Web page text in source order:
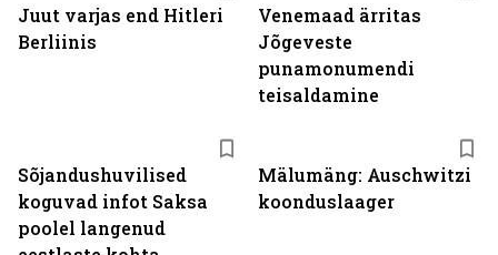
Juut varjas end Hitleri
Berliinis
Venemaad ärritas
Jõgeveste
punamonumendi
teisaldamine
Sõjandushuvilised
koguvad infot Saksa
poolel langenud
Mälumäng: Auschwitzi
koonduslaager